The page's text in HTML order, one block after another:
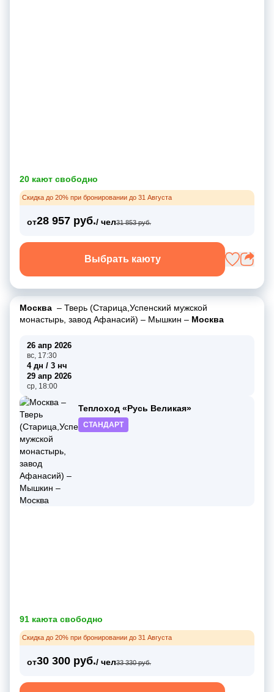
20 кают свободно
Скидка до 20% при бронировании до 31 Августа
от28 957 руб./ чел31 853 руб.
Выбрать каюту
Москва – Тверь (Старица,Успенский мужской
монастырь, завод Афанасий) – Мышкин – Москва
26 апр 2026
вс, 17:30
4 дн / 3 нч
29 апр 2026
ср, 18:00
Теплоход «Русь Великая»
СТАНДАРТ
91 каюта свободно
Скидка до 20% при бронировании до 31 Августа
от30 300 руб./ чел33 330 руб.